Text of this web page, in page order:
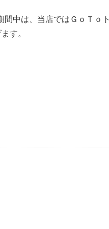
中は、当店ではＧｏＴｏト
す。